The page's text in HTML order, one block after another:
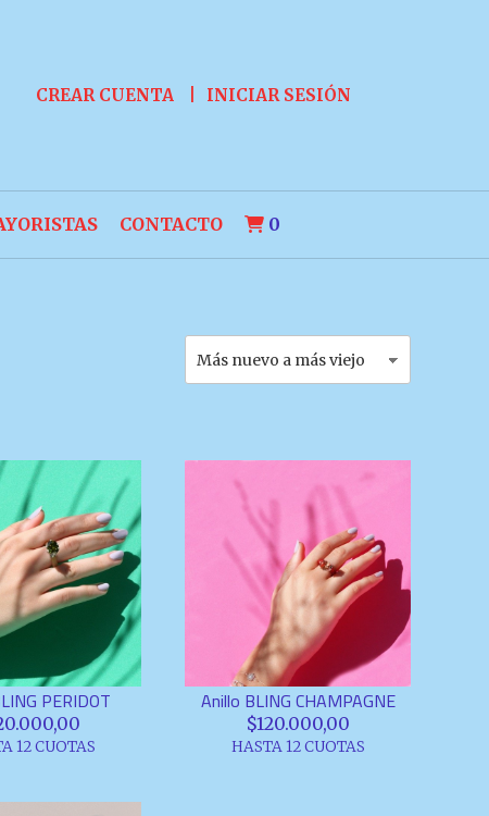
CREAR CUENTA INICIAR SESIÓN
CONTACTO 0
PERIDOT
12 CUOTAS
Anillo BLING CHAMPAGNE
$120.000,00
HASTA 12 CUOTAS